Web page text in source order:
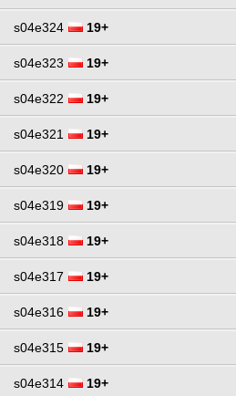
s04e324 19+
s04e323 19+
s04e322 19+
s04e321 19+
s04e320 19+
s04e319 19+
s04e318 19+
s04e317 19+
s04e316 19+
s04e315 19+
s04e314 19+